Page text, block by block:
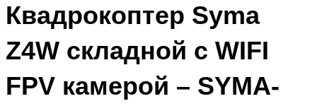
Квадрокоптер Syma
Z4W складной с WIFI
FPV камерой – SYMA-